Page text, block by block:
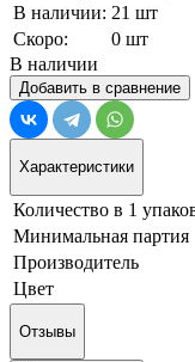
В наличии: 21 шт
Скоро:
0 шт
В наличии
Добавить в сравнение
Характеристики
Количество в 1
Минимальная партия
Производитель
Цвет
Отзывы